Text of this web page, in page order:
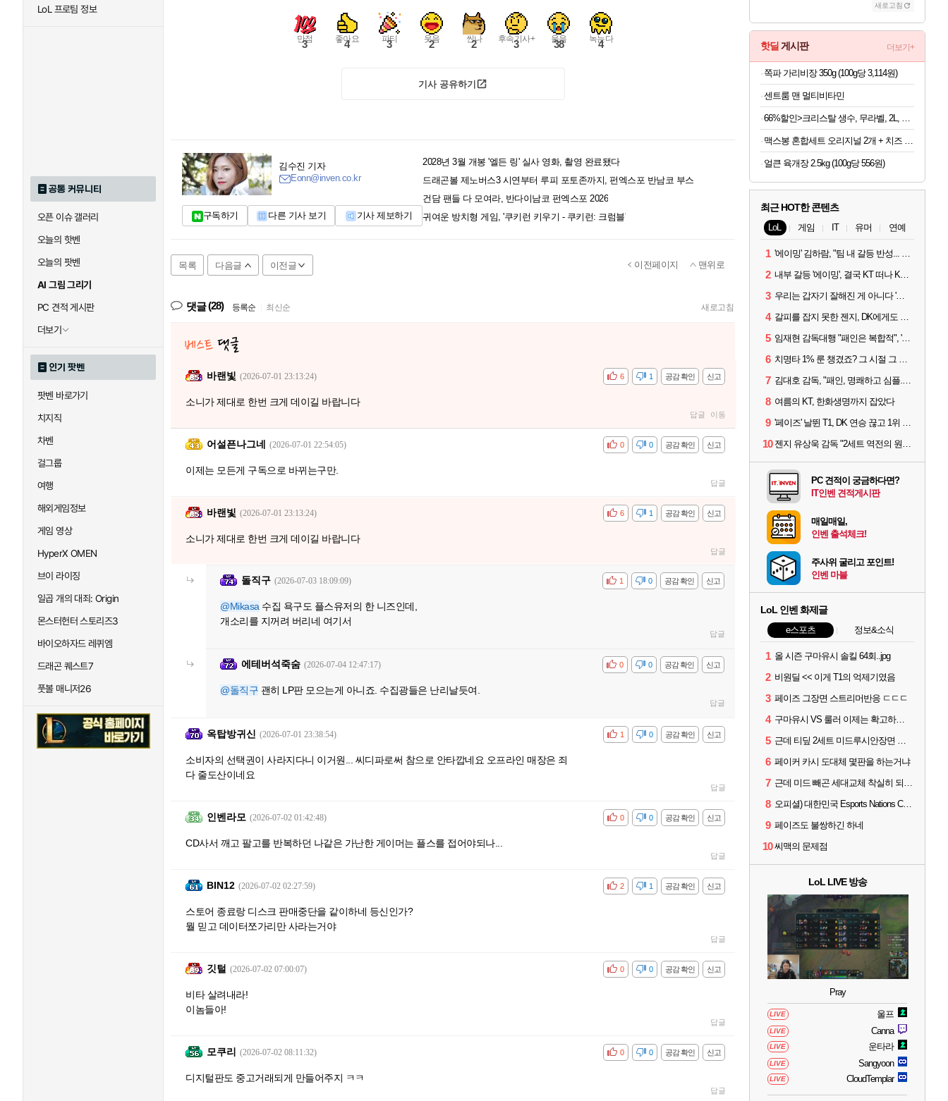
LoL 프로팀 정보
공통 커뮤니티
오픈 이슈 갤러리
오늘의 핫벤
오늘의 팟벤
AI 그림 그리기
PC 견적 게시판
더보기
인기 팟벤
팟벤 바로가기
치지직
차벤
걸그룹
여행
해외게임정보
게임 영상
HyperX OMEN
브이 라이징
일곱 개의 대죄: Origin
몬스터헌터 스토리즈3
바이오하자드 레퀴엠
드래곤 퀘스트7
풋볼 매니저26
만점
3 좋아요
4 파티
3 웃음
2 씬나
2 후속기사+
3 울음
38 녹는다
4
기사 공유하기
김수진 기자
Eonn@inven.co.kr
구독하기 다른 기사 보기 기사 제보하기
2028년 3월 개봉 '엘든 링' 실사 영화, 촬영 완료됐다
드래곤볼 제노버스3 시연부터 루피 포토존까지, 펀엑스포 반남코 부스
건담 팬들 다 모여라, 반다이남코 펀엑스포 2026
귀여운 방치형 게임, '쿠키런 키우기 - 쿠키런: 크럼블'
목록 다음글 이전글 이전페이지 맨위로
댓글(28) 등록순 최신순 새로고침
바랜빛 (2026-07-01 23:13:24) 신고
공감 확인
비공감 1
6
소니가 제대로 한번 크게 데이길 바랍니다
답글 이동
어설픈나그네 (2026-07-01 22:54:05) 신고
공감 확인
비공감 0
0
이제는 모든게 구독으로 바뀌는구만.
답글
바랜빛 (2026-07-01 23:13:24) 신고
공감 확인
비공감 1
6
소니가 제대로 한번 크게 데이길 바랍니다
답글
돌직구 (2026-07-03 18:09:09) 신고
공감 확인
비공감 0
1
@Mikasa수집 욕구도 플스유저의 한 니즈인데,
개소리를 지꺼려 버리네 여기서
답글
에테버석죽숨 (2026-07-04 12:47:17) 신고
공감 확인
비공감 0
0
@돌직구 괜히 LP판 모으는게 아니죠. 수집광들은 난리날듯여.
답글
옥탑방귀신 (2026-07-01 23:38:54) 신고
공감 확인
비공감 0
1
소비자의 선택권이 사라지다니 이거원... 씨디파로써 참으로 안타깝네요 오프라인 매장은 죄
다 줄도산이네요
답글
인벤라모 (2026-07-02 01:42:48) 신고
공감 확인
비공감 0
0
CD사서 깨고 팔고를 반복하던 나같은 가난한 게이머는 플스를 접어야되나...
답글
BIN12 (2026-07-02 02:27:59) 신고
공감 확인
비공감 1
2
스토어 종료랑 디스크 판매중단을 같이하네 등신인가?
뭘 믿고 데이터쪼가리만 사라는거야
답글
깃털 (2026-07-02 07:00:07) 신고
공감 확인
비공감 0
0
비타 살려내라!
이놈들아!
답글
모쿠리 (2026-07-02 08:11:32) 신고
공감 확인
비공감 0
0
디지털판도 중고거래되게 만들어주지 ㅋㅋ
답글
새로고침
핫딜 게시판 더보기+
쪽파 가리비장 350g (100g당 3,114원)
센트룸 맨 멀티비타민
얼큰 육개장 2.5kg (100g당 556원)
최근 HOT한 콘텐츠
LoL 게임 IT 유머 연예
1 '에이밍' 김하람, "팀 내 갈등 반성... 끝까지 뛰고 싶었다"
2 내부 갈등 '에이밍', 결국 KT 떠나 KRX로...'지우'와 트레이드
3 우리는 갑자기 잘해진 게 아니다 '씨맥' 김대호 감독의 자신감
4 갈피를 잡지 못한 젠지, DK에게도 0:2 패배
5 임재현 감독대행 "패인은 복합적", '도란' "팀에 과부하 왔다"
6 치명타 1% 룬 챙겼죠? 그 시절 그 감성 '롤 클래식' 30일 출시
7 김대호 감독, "패인, 명쾌하고 심플...다시 힘낼 수 있어"
8 여름의 KT, 한화생명까지 잡았다
9 '페이즈' 날뛴 T1, DK 연승 끊고 1위 지켜
10 젠지 유상욱 감독 "2세트 역전의 원인...너무 급했다"
PC 견적이 궁금하다면?
IT인벤 견적게시판
매일매일,
인벤 출석체크!
주사위 굴리고 포인트!
인벤 마블
LoL 인벤 화제글
e스포츠 정보&소식
1 올 시즌 구마유시 솔킬 64회..jpg
2 비원딜 << 이게 T1의 억제기였음
3 페이즈 그장면 스트리머반응 ㄷㄷㄷ
4 구마유시 VS 룰러 이제는 확고하지 않음?
5 근데 티딮 2세트 미드루시안장면 커리어 미카엘없었나?
6 페이커 카시 도대체 몇판을 하는거냐
7 근데 미드 빼곤 세대교체 착실히 되고 있네
8 오피셜) 대한민국 Esports Nations Cup 2026 국가대표 명단 모두 확정
9 페이즈도 불쌍하긴 하네
10 씨맥의 문제점
LoL LIVE 방송
Pray
LIVE 울프
LIVE Canna
LIVE 운타라
LIVE Sangyoon
LIVE CloudTemplar